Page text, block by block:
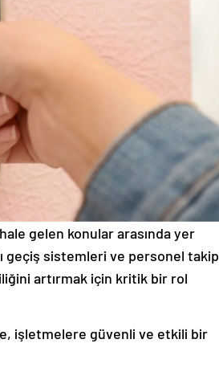
gelen konular arasında yer
geçiş sistemleri ve personel takip
artırmak için kritik bir rol
işletmelere güvenli ve etkili bir